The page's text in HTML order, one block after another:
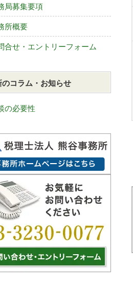
局募集要項
所概要
合せ・エントリーフォーム
コラム・お知らせ
の必要性